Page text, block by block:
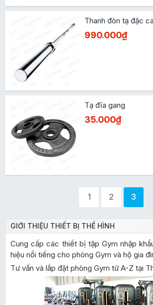
Thanh đòn tạ đặc
990.000₫
Tạ đĩa gang
35.000₫
1 2 3
GIỚI THIỆU THIẾT BỊ THỂ HÌNH
Cung cấp các thiết bị tập Gym nhập
hiệu nổi tiếng cho phòng Gym và hộ gia
Tư vấn và lắp đặt phòng Gym từ A-Z tại